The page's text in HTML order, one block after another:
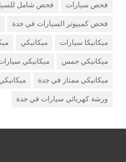
فحص سيارات فحص شامل
فحص كمبيوتر السيارات في جدة
ميكانيكا سيارات ميكانيكي
ميكانيكي جمس ميكانيكي
ميكانيكي ممتاز في جدة
ورشة كهربائي سيارات في جدة